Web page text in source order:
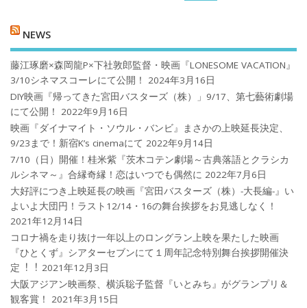
NEWS
藤江琢磨×森岡龍P×下社敦郎監督・映画『LONESOME VACATION』
3/10シネマスコーレにて公開！
2024年3月16日
DIY映画『帰ってきた宮田バスターズ（株）」9/17、第七藝術劇場
にて公開！
2022年9月16日
映画『ダイナマイト・ソウル・バンビ』まさかの上映延長決定、
9/23まで！新宿K’s cinemaにて 2022年9月14日
7/10（日）開催！桂米紫『茨木コテン劇場～古典落語とクラシカ
ルシネマ～』合縁奇縁！恋はいつでも偶然に 2022年7月6日
大好評につき上映延長の映画『宮田バスターズ（株）-大長編-』い
よいよ大団円！ラスト12/14・16の舞台挨拶をお見逃しなく！
2021年12月14日
コロナ禍を⾛り抜け⼀年以上のロングラン上映を果たした映画
『ひとくず』シアターセブンにて１周年記念特別舞台挨拶開催決
定︕︕ 2021年12月3日
大阪アジアン映画祭、横浜聡子監督『いとみち』がグランプリ＆
観客賞！
2021年3月15日